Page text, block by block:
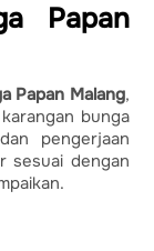
Papan
Papan Malang,
bunga
pengerjaan
sesuai dengan